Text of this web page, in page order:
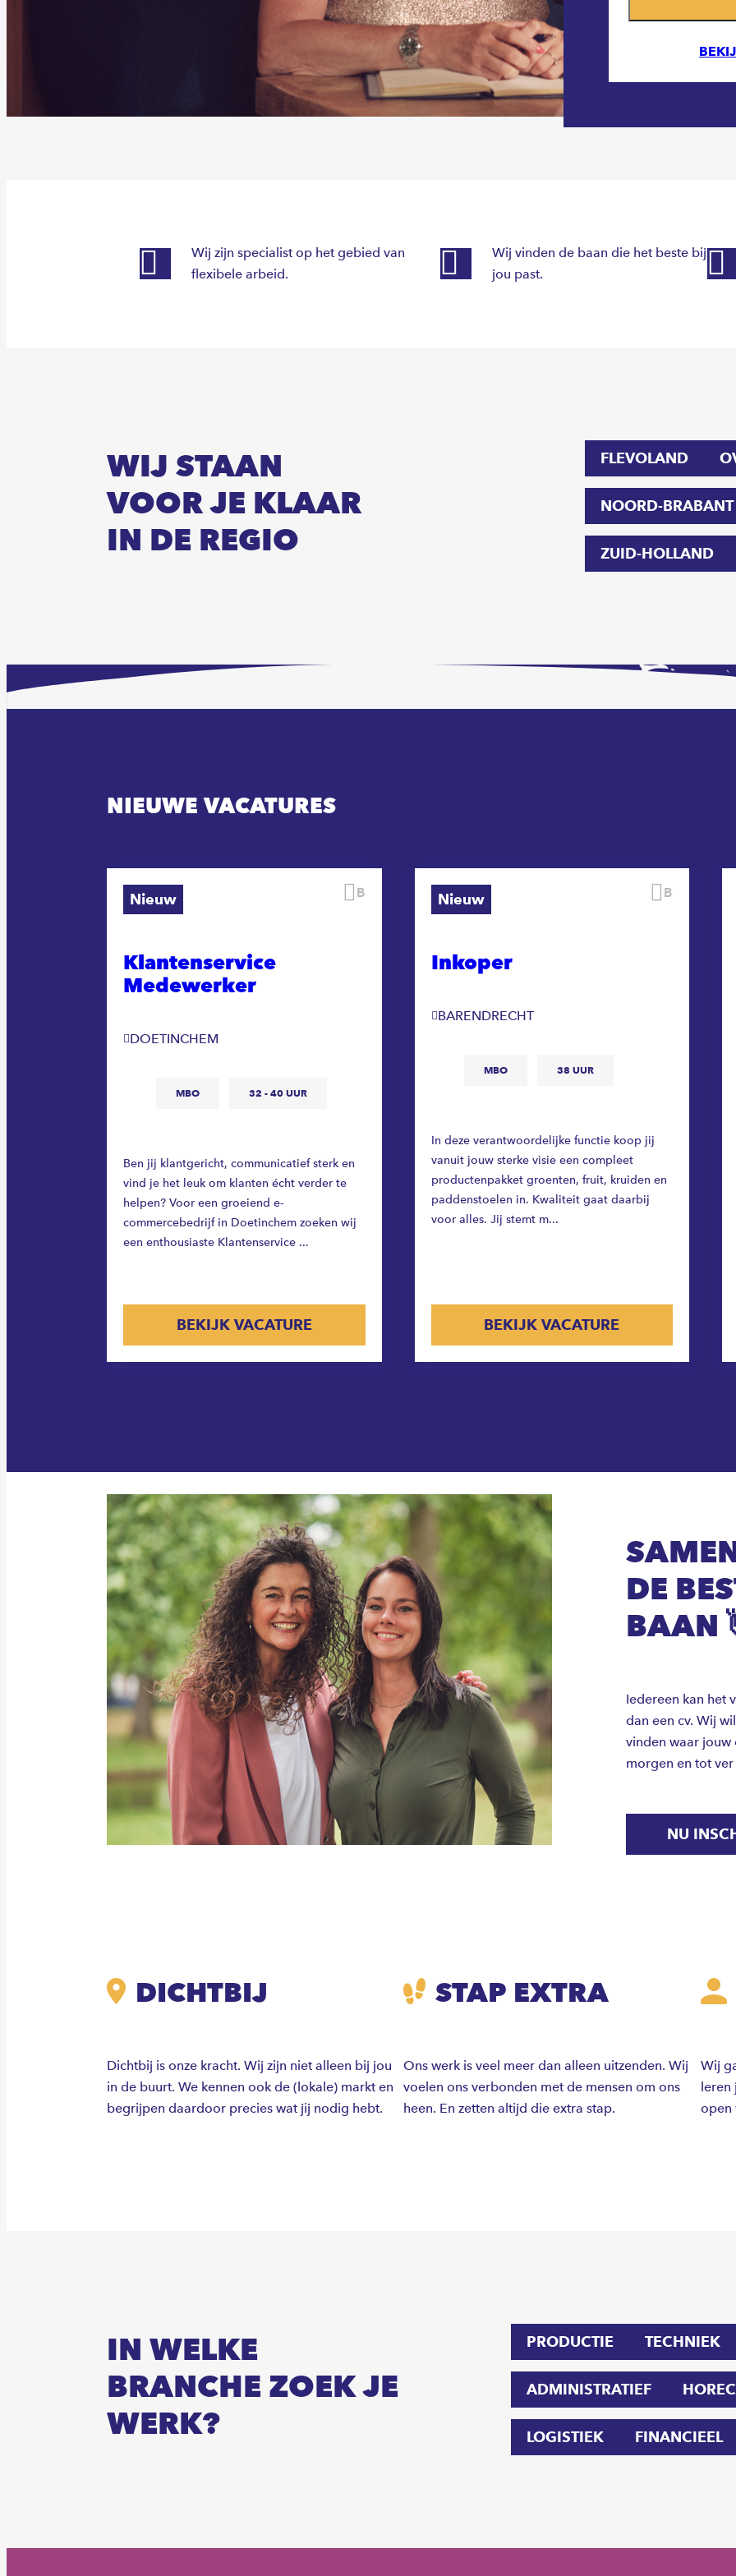
Wij zijn specialist op het gebied van
flexibele arbeid.
Wij vinden de baan die het beste bij
jou past.
WIJ STAAN
VOOR JE KLAAR
IN DE REGIO
FLEVOLAND
NOORD-BRABANT
ZUID-HOLLAND
NIEUWE VACATURES
Nieuw
Klantenservice
Medewerker
DOETINCHEM
MBO 32 - 40 UUR
Ben jij klantgericht, communicatief sterk en
vind je het leuk om klanten écht verder te
helpen? Voor een groeiend e-
commercebedrijf in Doetinchem zoeken wij
een enthousiaste Klantenservice ...
BEKIJK VACATURE
Bewaren Nieuw
Inkoper
BARENDRECHT
MBO 38 UUR
In deze verantwoordelijke functie koop jij
vanuit jouw sterke visie een compleet
productenpakket groenten, fruit, kruiden en
paddenstoelen in. Kwaliteit gaat daarbij
voor alles. Jij stemt m...
BEKIJK VACATURE
Bewaren
DE
BAAN
Iedereen kan het
dan een cv. Wij
vinden waar jouw
morgen en tot
NU
DICHTBIJ
Dichtbij is onze kracht. Wij zijn niet alleen bij jou
in de buurt. We kennen ook de (lokale) markt en
begrijpen daardoor precies wat jij nodig hebt.
STAP EXTRA
Ons werk is veel meer dan alleen uitzenden. Wij
voelen ons verbonden met de mensen om ons
heen. En zetten altijd die extra stap.
Wij
open
IN WELKE
BRANCHE ZOEK JE
WERK?
PRODUCTIE TECHNIEK
ADMINISTRATIEF
LOGISTIEK FINANCIEEL